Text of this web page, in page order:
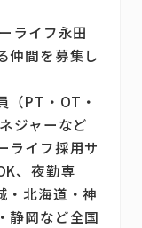
ライフ永田
仲間を募集し
（PT・OT・
ジャーなど
ライフ採用サ
、夜勤専
・北海道・神
静岡など全国